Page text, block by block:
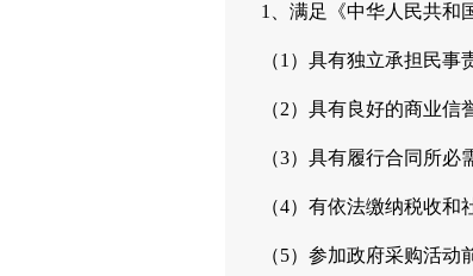
1、满足《中华人民共和
（1）具有独立承担民事
（2）具有良好的商业信
（3）具有履行合同所必
（4）有依法缴纳税收和
（5）参加政府采购活